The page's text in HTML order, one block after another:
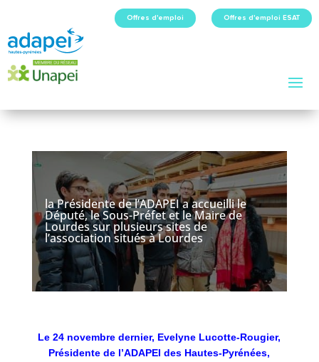
Offres d'emploi Offres d'emploi ESAT
la Présidente de l’ADAPEI a accueilli le
Député, le Sous-Préfet et le Maire de
Lourdes sur plusieurs sites de
l’association situés à Lourdes
Le 24 novembre dernier, Evelyne Lucotte-Rougier,
Présidente de l’ADAPEI des Hautes-Pyrénées,